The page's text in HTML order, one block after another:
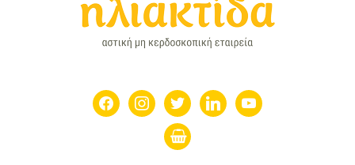
facebookinstagramtwitter linkedin youtube
shopping-
basket